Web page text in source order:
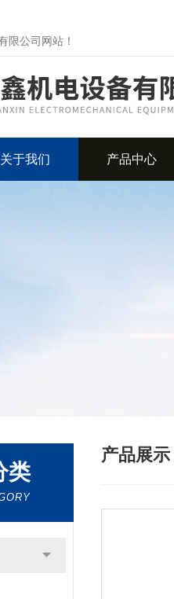
限公司网站！
关于我们 产品中心
类
产品展示